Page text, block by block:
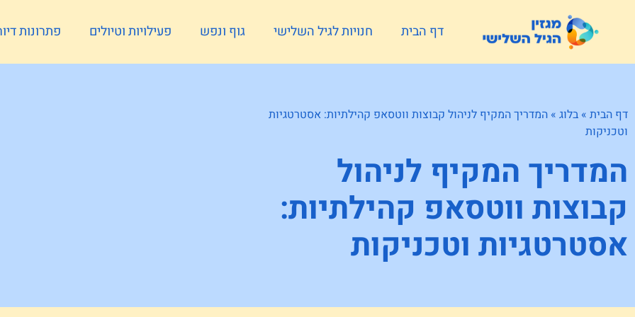
דף הבית חנויות לגיל השלישי גוף ונפש פעילויות וטיולים פתרונות
דף הבית » בלוג » המדריך המקיף לניהול קבוצות ווטסאפ קהילתיות: אסטרטגיות
וטכניקות
המדריך המקיף לניהול
קבוצות ווטסאפ קהילתיות:
אסטרטגיות וטכניקות